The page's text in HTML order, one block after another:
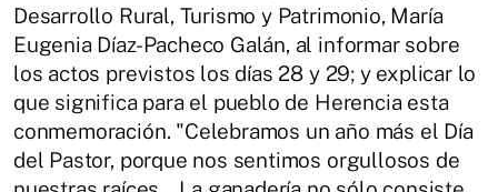
Desarrollo Rural, Turismo y Patrimonio, María
Eugenia Díaz-Pacheco Galán, al informar sobre
los actos previstos los días 28 y 29; y explicar lo
que significa para el pueblo de Herencia esta
conmemoración. "Celebramos un año más el Día
del Pastor, porque nos sentimos orgullosos de